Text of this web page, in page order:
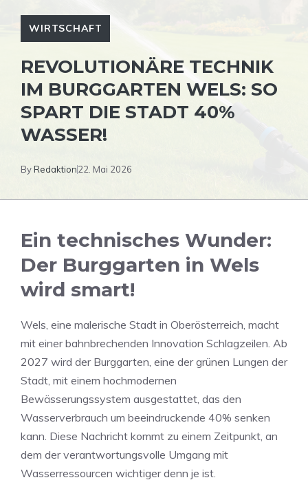
WIRTSCHAFT
REVOLUTIONÄRE TECHNIK
IM BURGGARTEN WELS: SO
SPART DIE STADT 40%
WASSER!
ByRedaktion22. Mai 2026
Ein technisches Wunder:
Der Burggarten in Wels
wird smart!
Wels, eine malerische Stadt in Oberösterreich, macht
mit einer bahnbrechenden Innovation Schlagzeilen. Ab
2027 wird der Burggarten, eine der grünen Lungen der
Stadt, mit einem hochmodernen
Bewässerungssystem ausgestattet, das den
Wasserverbrauch um beeindruckende 40% senken
kann. Diese Nachricht kommt zu einem Zeitpunkt, an
dem der verantwortungsvolle Umgang mit
Wasserressourcen wichtiger denn je ist.